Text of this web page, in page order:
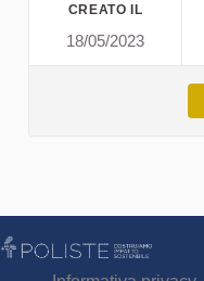
CREATO IL
18/05/2023